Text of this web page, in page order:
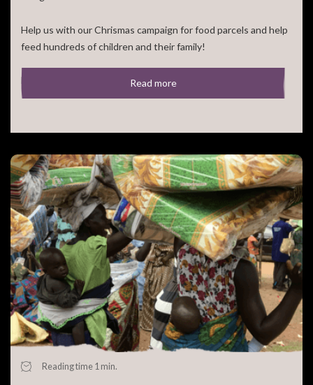
Help us with our Chrismas campaign for food parcels and help
feed hundreds of children and their family!
For 50,- euro you can feed a large family for a [...]
Read more
Reading time 1 min.